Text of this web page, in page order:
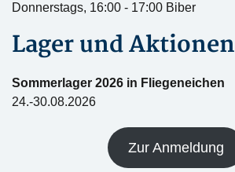
Donnerstags, 16:00 - 17:00 Biber
Lager und Aktionen
Sommerlager 2026 in Fliegeneichen
24.-30.08.2026
Zur Anmeldung